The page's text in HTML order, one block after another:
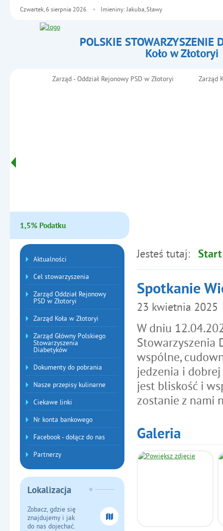
POLSKIE STOWARZYSZENIE
Koło w Złotoryi
Czwartek, 6 sierpnia 2026 Imieniny: Jakuba, Sławy
Menu główneZarząd - Oddział Rejonowy PSD w Złotoryi Zarząd
1,5% Podatku
Menu dodatkowe
Aktualności
Cel stowarzyszenia
Zarząd Oddział Rejonowy
PSD w Złotoryi
Zarząd Koła w Złotoryi
Zarząd Główny Polskiego
Stowarzyszenia
Diabetyków
Dokumenty do pobrania
Nasze przepisy kulinarne
Ciekawe linki
Nr konta bankowego
Facebook - dołącz do nas
Partnerzy
Lokalizacja
Zobacz, gdzie się
znajdujemy i jak
do nas dojechać.
Jesteś tutaj: Start
Spotkanie
23 kwietnia 2025
W dniu
Stowarzyszenia
wspólne,
jedzenia i
jest bliskość i
zostanie z nami
Galeria